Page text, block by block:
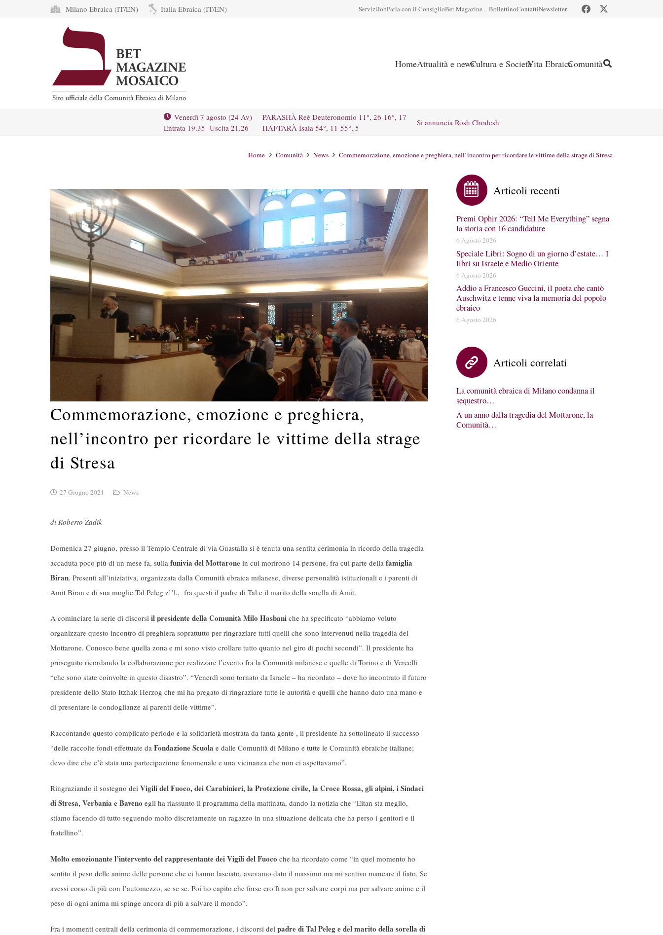
Milano Ebraica (IT/EN) Italia Ebraica (IT/EN) ServiziJobParla con il ConsiglioBet Magazine – BollettinoContattiNewsletter
HomeAttualità e newsCultura e SocietàVita EbraicaComunità
Venerdì 7 agosto (24 Av)
Entrata 19.35- Uscita 21.26
PARASHÀ Reè Deuteronomio 11°, 26-16°, 17
HAFTARÀ Isaia 54°, 11-55°, 5
Si annuncia Rosh Chodesh
Home Comunità News Commemorazione, emozione e preghiera, nell’incontro per ricordare le vittime della strage di Stresa
Commemorazione, emozione e preghiera,
nell’incontro per ricordare le vittime della strage
di Stresa
27 Giugno 2021 News
di Roberto Zadik
Domenica 27 giugno, presso il Tempio Centrale di via Guastalla si è tenuta una sentita cerimonia in ricordo della tragedia
accaduta poco più di un mese fa, sulla funivia del Mottarone in cui morirono 14 persone, fra cui parte della famiglia
Biran. Presenti all’iniziativa, organizzata dalla Comunità ebraica milanese, diverse personalità istituzionali e i parenti di
Amit Biran e di sua moglie Tal Peleg z’’l., fra questi il padre di Tal e il marito della sorella di Amit.
A cominciare la serie di discorsi il presidente della Comunità Milo Hasbani che ha specificato “abbiamo voluto
organizzare questo incontro di preghiera soprattutto per ringraziare tutti quelli che sono intervenuti nella tragedia del
Mottarone. Conosco bene quella zona e mi sono visto crollare tutto quanto nel giro di pochi secondi”. Il presidente ha
proseguito ricordando la collaborazione per realizzare l’evento fra la Comunità milanese e quelle di Torino e di Vercelli
“che sono state coinvolte in questo disastro”. “Venerdì sono tornato da Israele – ha ricordato – dove ho incontrato il futuro
presidente dello Stato Itzhak Herzog che mi ha pregato di ringraziare tutte le autorità e quelli che hanno dato una mano e
di presentare le condoglianze ai parenti delle vittime”.
Raccontando questo complicato periodo e la solidarietà mostrata da tanta gente , il presidente ha sottolineato il successo
“delle raccolte fondi effettuate da Fondazione Scuola e dalle Comunità di Milano e tutte le Comunità ebraiche italiane;
devo dire che c’è stata una partecipazione fenomenale e una vicinanza che non ci aspettavamo”.
Ringraziando il sostegno dei Vigili del Fuoco, dei Carabinieri, la Protezione civile, la Croce Rossa, gli alpini, i Sindaci
di Stresa, Verbania e Baveno egli ha riassunto il programma della mattinata, dando la notizia che “Eitan sta meglio,
stiamo facendo di tutto seguendo molto discretamente un ragazzo in una situazione delicata che ha perso i genitori e il
fratellino”.
Molto emozionante l’intervento del rappresentante dei Vigili del Fuoco che ha ricordato come “in quel momento ho
sentito il peso delle anime delle persone che ci hanno lasciato, avevamo dato il massimo ma mi sentivo mancare il fiato. Se
avessi corso di più con l’automezzo, se se se. Poi ho capito che forse ero lì non per salvare corpi ma per salvare anime e il
peso di ogni anima mi spinge ancora di più a salvare il mondo”.
Fra i momenti centrali della cerimonia di commemorazione, i discorsi del padre di Tal Peleg e del marito della sorella di
Articoli recenti
Premi Ophir 2026: “Tell Me Everything” segna
la storia con 16 candidature
6 Agosto 2026
Speciale Libri: Sogno di un giorno d’estate… I
libri su Israele e Medio Oriente
6 Agosto 2026
Addio a Francesco Guccini, il poeta che cantò
Auschwitz e tenne viva la memoria del popolo
ebraico
6 Agosto 2026
Articoli correlati
La comunità ebraica di Milano condanna il
sequestro…
A un anno dalla tragedia del Mottarone, la
Comunità…